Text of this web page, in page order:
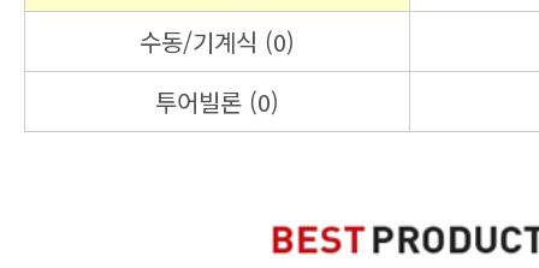
수동/기계식 (0)
투어빌론 (0)